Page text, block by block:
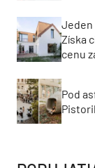
Jeden
Získa
cenu
Pod